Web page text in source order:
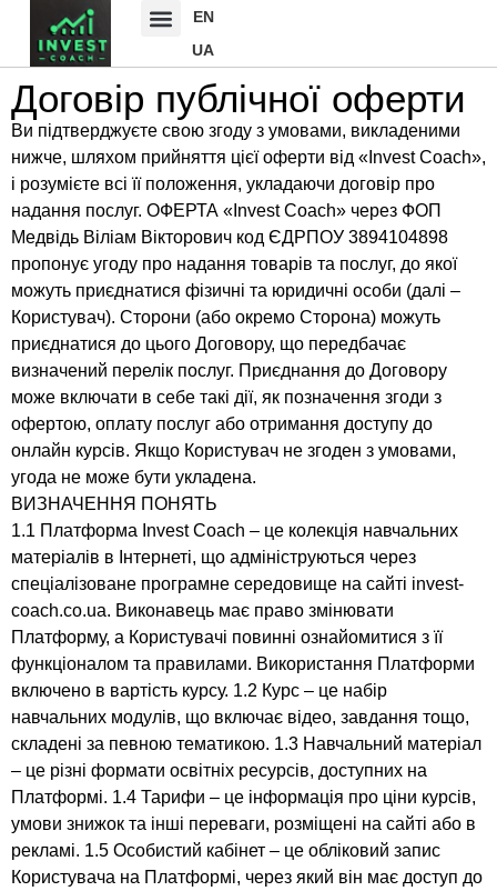
EN
UA
Договір публічної оферти
Ви підтверджуєте свою згоду з умовами, викладеними
нижче, шляхом прийняття цієї оферти від «Invest Coach»,
і розумієте всі її положення, укладаючи договір про
надання послуг. ОФЕРТА «Invest Coach» через ФОП
Медвідь Віліам Вікторович код ЄДРПОУ 3894104898
пропонує угоду про надання товарів та послуг, до якої
можуть приєднатися фізичні та юридичні особи (далі –
Користувач). Сторони (або окремо Сторона) можуть
приєднатися до цього Договору, що передбачає
визначений перелік послуг. Приєднання до Договору
може включати в себе такі дії, як позначення згоди з
офертою, оплату послуг або отримання доступу до
онлайн курсів. Якщо Користувач не згоден з умовами,
угода не може бути укладена.
ВИЗНАЧЕННЯ ПОНЯТЬ
1.1 Платформа Invest Coach – це колекція навчальних
матеріалів в Інтернеті, що адмініструються через
спеціалізоване програмне середовище на сайті invest-
coach.co.ua. Виконавець має право змінювати
Платформу, а Користувачі повинні ознайомитися з її
функціоналом та правилами. Використання Платформи
включено в вартість курсу. 1.2 Курс – це набір
навчальних модулів, що включає відео, завдання тощо,
складені за певною тематикою. 1.3 Навчальний матеріал
– це різні формати освітніх ресурсів, доступних на
Платформі. 1.4 Тарифи – це інформація про ціни курсів,
умови знижок та інші переваги, розміщені на сайті або в
рекламі. 1.5 Особистий кабінет – це обліковий запис
Користувача на Платформі, через який він має доступ до